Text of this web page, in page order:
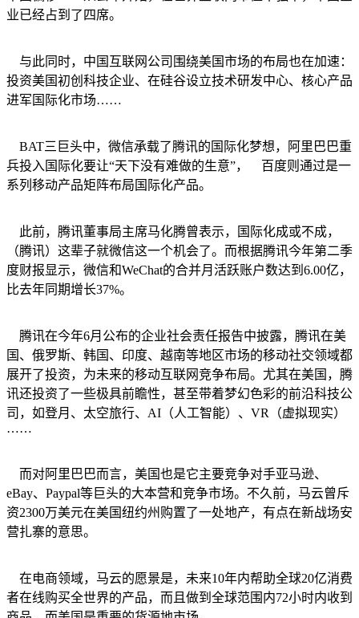
业已经占到了四席。
与此同时，中国互联网公司围绕美国市场的布局也在加速：
投资美国初创科技企业、在硅谷设立技术研发中心、核心产品
进军国际化市场……
BAT三巨头中，微信承载了腾讯的国际化梦想，阿里巴巴重
兵投入国际化要让“天下没有难做的生意”， 百度则通过是一
系列移动产品矩阵布局国际化产品。
此前，腾讯董事局主席马化腾曾表示，国际化成或不成，
（腾讯）这辈子就微信这一个机会了。而根据腾讯今年第二季
度财报显示，微信和WeChat的合并月活跃账户数达到6.00亿，
比去年同期增长37%。
腾讯在今年6月公布的企业社会责任报告中披露，腾讯在美
国、俄罗斯、韩国、印度、越南等地区市场的移动社交领域都
展开了投资，为未来的移动互联网竞争布局。尤其在美国，腾
讯还投资了一些极具前瞻性，甚至带着梦幻色彩的前沿科技公
司，如登月、太空旅行、AI（人工智能）、VR（虚拟现实）
……
而对阿里巴巴而言，美国也是它主要竞争对手亚马逊、
eBay、Paypal等巨头的大本营和竞争市场。不久前，马云曾斥
资2300万美元在美国纽约州购置了一处地产，有点在新战场安
营扎寨的意思。
在电商领域，马云的愿景是，未来10年内帮助全球20亿消费
者在线购买全世界的产品，而且做到全球范围内72小时内收到